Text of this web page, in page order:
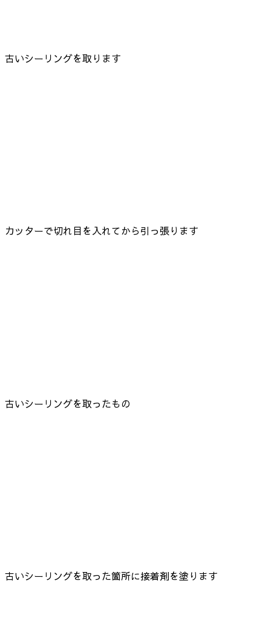
古いシーリングを取ります
カッターで切れ目を入れてから引っ張ります
古いシーリングを取ったもの
古いシーリングを取った箇所に接着剤を塗ります